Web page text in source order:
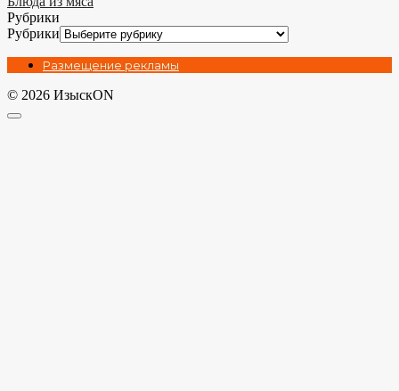
Рубрики
Рубрики
Размещение рекламы
© 2026 ИзыскON